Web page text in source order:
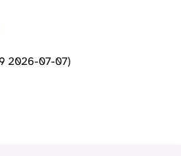
2026-07-07)